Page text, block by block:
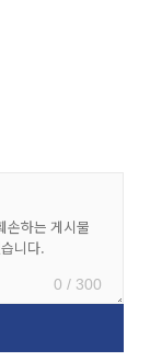
0 / 300